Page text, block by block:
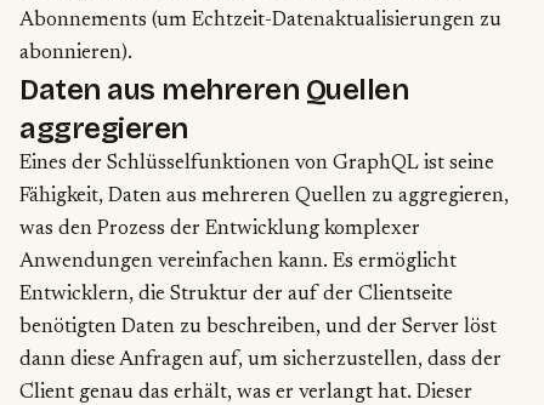
Abonnements (um Echtzeit-Datenaktualisierungen zu
abonnieren).
Daten aus mehreren Quellen
aggregieren
Eines der Schlüsselfunktionen von GraphQL ist seine
Fähigkeit, Daten aus mehreren Quellen zu aggregieren,
was den Prozess der Entwicklung komplexer
Anwendungen vereinfachen kann. Es ermöglicht
Entwicklern, die Struktur der auf der Clientseite
benötigten Daten zu beschreiben, und der Server löst
dann diese Anfragen auf, um sicherzustellen, dass der
Client genau das erhält, was er verlangt hat. Dieser